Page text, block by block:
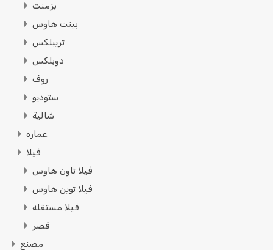
بزمنت
بينت هاوس
تريبلكس
دوبلكس
روف
ستوديو
شالية
عماره
فيلا
فيلا تاون هاوس
فيلا توين هاوس
فيلا مستقله
قصر
مصنع